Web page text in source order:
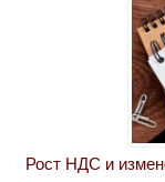
Рост НДС и